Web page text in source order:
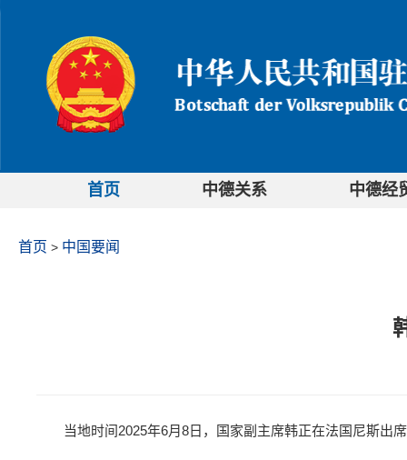
首页 中德关系 中德经
首页 > 中国要闻
当地时间2025年6月8日，国家副主席韩正在法国尼斯出